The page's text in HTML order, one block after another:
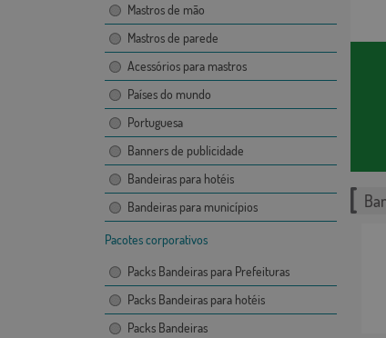
Mastros de mão
Mastros de parede
Acessórios para mastros
Países do mundo
Portuguesa
Banners de publicidade
Bandeiras para hotéis
Bandeiras para municípios
Pacotes corporativos
Packs Bandeiras para Prefeituras
Packs Bandeiras para hotéis
Packs Bandeiras